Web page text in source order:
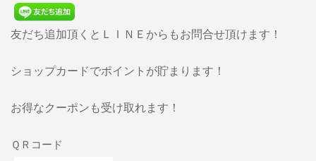
友だち追加頂くとＬＩＮＥからもお問合せ頂けます！
ショップカードでポイントが貯まります！
お得なクーポンも受け取れます！
ＱＲコード